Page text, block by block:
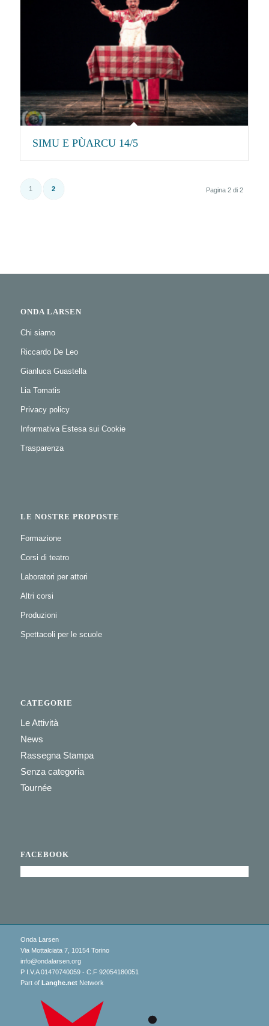
SIMU E PÙARCU 14/5
Pagina 2 di 2
1 2
ONDA LARSEN
Chi siamo
Riccardo De Leo
Gianluca Guastella
Lia Tomatis
Privacy policy
Informativa Estesa sui Cookie
Trasparenza
LE NOSTRE PROPOSTE
Formazione
Corsi di teatro
Laboratori per attori
Altri corsi
Produzioni
Spettacoli per le scuole
CATEGORIE
Le Attività
News
Rassegna Stampa
Senza categoria
Tournée
FACEBOOK
Onda Larsen
Via Mottalciata 7, 10154 Torino
info@ondalarsen.org
P I.V.A 01470740059 - C.F 92054180051
Part of Langhe.netNetwork